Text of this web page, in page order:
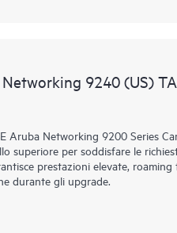
9240 (US)
Aruba Networking 9200 Series
superiore per soddisfare le
prestazioni elevate,
durante gli upgrade.